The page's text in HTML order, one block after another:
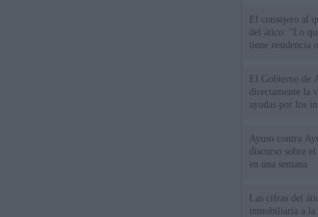
El consejero al
del ático: "Lo
tiene residencia
El Gobierno de
directamente la
ayudas por los
Ayuso contra
discurso sobre
en una semana
Las cifras del
inmobiliaria a la